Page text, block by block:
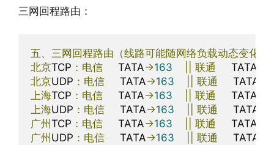
三网回程路由：
五、三网回程路由（线路可能随网络负载动态变化）
北京TCP ：电信
     TATA
->163 联通
     TATA
北京UDP ：电信
     TATA
->163 联通
     TATA
上海TCP ：电信
     TATA
->163 联通
     TATA
上海UDP ：电信
     TATA
->163 联通
     TATA
广州 TCP ：电信
     TATA
->163 联通
     TATA
广州 UDP ：电信
     TATA
->163 联通
     TATA